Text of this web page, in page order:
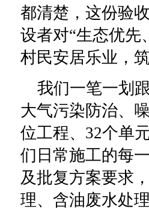
都清楚，这份验
设者对“生态优先
村民安居乐业，
我们一笔一划
大气污染防治、
位工程、32个单
们日常施工的每
及批复方案要求
理、含油废水处